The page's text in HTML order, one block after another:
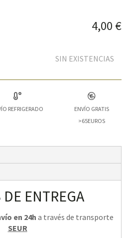
4,00 €
SIN EXISTENCIAS
REFRIGERADO
ENVÍO GRATIS
>65EUROS
ENTREGA
en 24h a través de transporte
SEUR